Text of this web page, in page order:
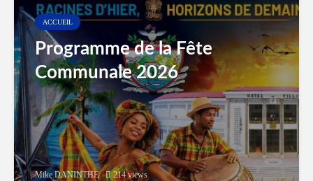
ACCUEIL
Programme de la Fête
Communale 2026
Mike DANINTHE 214 views